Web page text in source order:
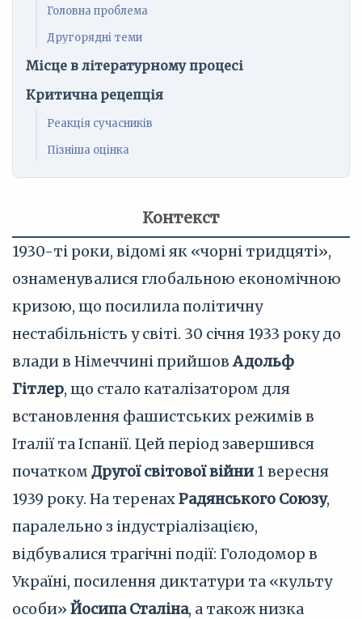
Головна проблема
Другорядні теми
Місце в літературному процесі
Критична рецепція
Реакція сучасників
Пізніша оцінка
Контекст
1930-ті роки, відомі як «чорні тридцяті»,
ознаменувалися глобальною економічною
кризою, що посилила політичну
нестабільність у світі. 30 січня 1933 року до
влади в Німеччині прийшовАдольф
Гітлер, що стало каталізатором для
встановлення фашистських режимів в
Італії та Іспанії. Цей період завершився
початком Другої світової війни1 вересня
1939 року. На теренахРадянського Союзу,
паралельно з індустріалізацією,
відбувалися трагічні події: Голодомор в
Україні, посилення диктатури та «культу
особи» Йосипа Сталіна, а також низка